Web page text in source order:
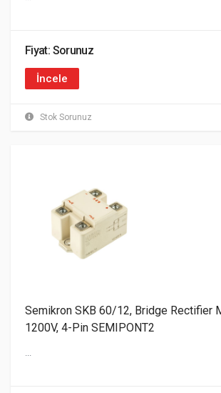
Stok Sorunuz
Fiyat: Sorunuz
İncele
Semikron SKB 60/12, Bridge Rectifier
1200V, 4-Pin SEMIPONT2
...